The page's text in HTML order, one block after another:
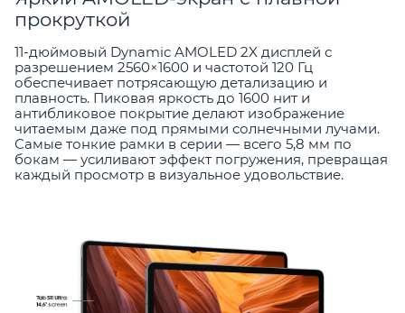
прокруткой
11-дюймовый Dynamic AMOLED 2X дисплей с
разрешением 2560×1600 и частотой 120 Гц
обеспечивает потрясающую детализацию и
плавность. Пиковая яркость до 1600 нит и
антибликовое покрытие делают изображение
читаемым даже под прямыми солнечными лучами.
Самые тонкие рамки в серии — всего 5,8 мм по
бокам — усиливают эффект погружения, превращая
каждый просмотр в визуальное удовольствие.